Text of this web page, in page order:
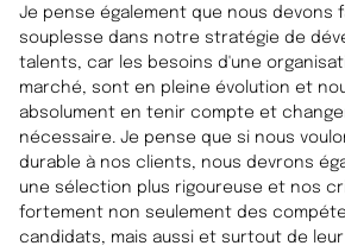
Je pense également que nous devons
souplesse dans notre stratégie de
talents, car les besoins d'une
marché, sont en pleine évolution et
absolument en tenir compte et
nécessaire. Je pense que si nous
durable à nos clients, nous devrons
une sélection plus rigoureuse et nos
fortement non seulement des
candidats, mais aussi et surtout de leur